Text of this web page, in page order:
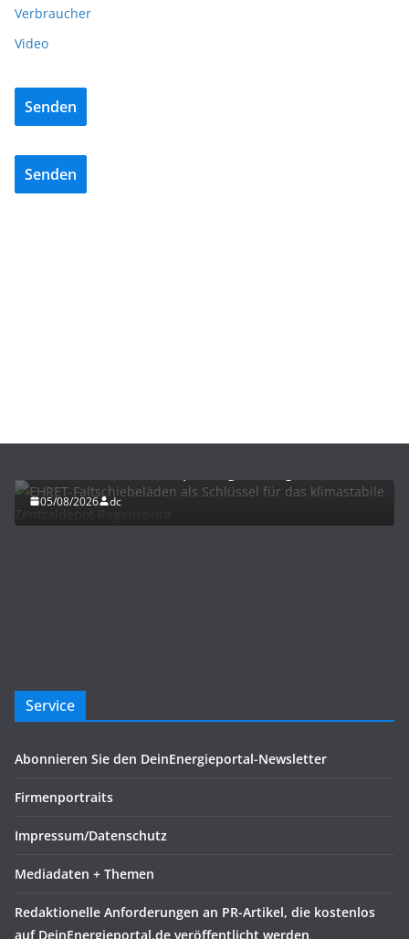
Verbraucher
Video
Senden
Senden
05/08/2026 dc
Service
Abonnieren Sie den DeinEnergieportal-Newsletter
Firmenportraits
Impressum/Datenschutz
Mediadaten + Themen
Redaktionelle Anforderungen an PR-Artikel, die kostenlos
auf DeinEnergieportal.de veröffentlicht werden